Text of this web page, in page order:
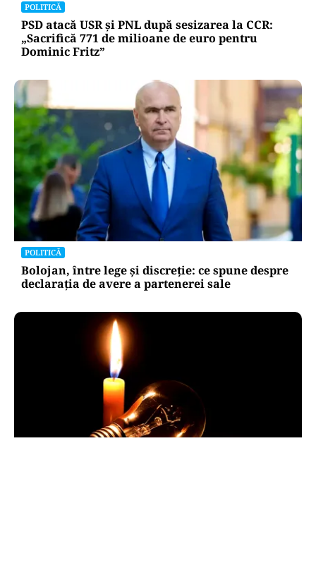
POLITICĂ
PSD atacă USR și PNL după sesizarea la CCR:
„Sacrifică 771 de milioane de euro pentru
Dominic Fritz”
POLITICĂ
Bolojan, între lege și discreție: ce spune despre
declarația de avere a partenerei sale